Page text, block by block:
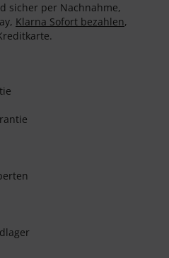
sicher per Nachnahme,
Klarna Sofort bezahlen,